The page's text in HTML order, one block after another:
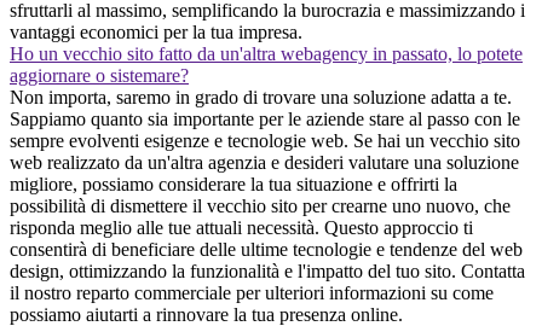
sfruttarli al massimo, semplificando la burocrazia e massimizzando i
vantaggi economici per la tua impresa.
Ho un vecchio sito fatto da un'altra webagency in passato, lo potete
aggiornare o sistemare?
Non importa, saremo in grado di trovare una soluzione adatta a te.
Sappiamo quanto sia importante per le aziende stare al passo con le
sempre evolventi esigenze e tecnologie web. Se hai un vecchio sito
web realizzato da un'altra agenzia e desideri valutare una soluzione
migliore, possiamo considerare la tua situazione e offrirti la
possibilità di dismettere il vecchio sito per crearne uno nuovo, che
risponda meglio alle tue attuali necessità. Questo approccio ti
consentirà di beneficiare delle ultime tecnologie e tendenze del web
design, ottimizzando la funzionalità e l'impatto del tuo sito. Contatta
il nostro reparto commerciale per ulteriori informazioni su come
possiamo aiutarti a rinnovare la tua presenza online.